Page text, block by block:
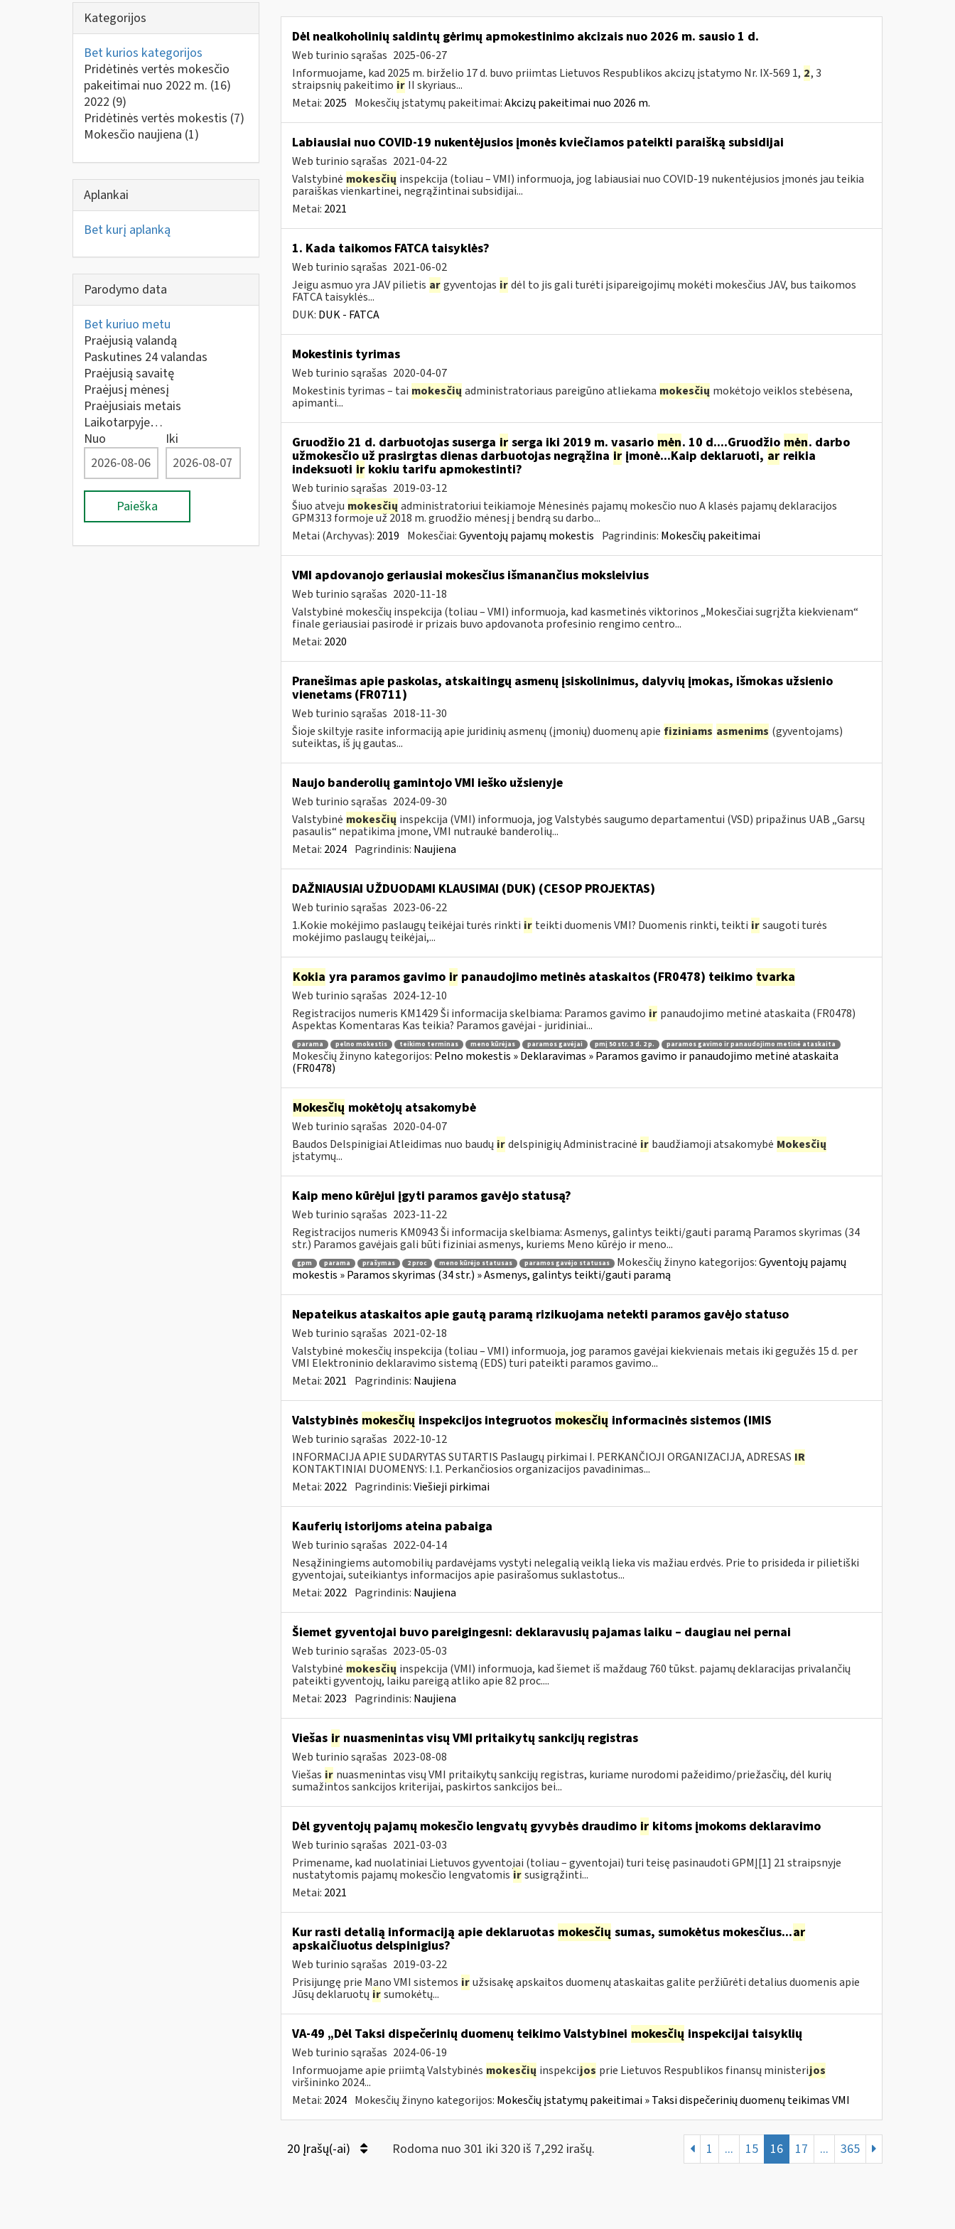
Kategorijos
Bet kurios kategorijos
Pridėtinės vertės mokesčio
pakeitimai nuo 2022 m. (16)
2022 (9)
Pridėtinės vertės mokestis (7)
Mokesčio naujiena (1)
Aplankai
Bet kurį aplanką
Parodymo data
Bet kuriuo metu
Praėjusią valandą
Paskutines 24 valandas
Praėjusią savaitę
Praėjusį mėnesį
Praėjusiais metais
Laikotarpyje…
Nuo
Iki
Paieška
Dėl nealkoholinių saldintų gėrimų apmokestinimo akcizais nuo 2026 m. sausio 1 d.
Web turinio sąrašas 2025-06-27
Informuojame, kad 2025 m. birželio 17 d. buvo priimtas Lietuvos Respublikos akcizų įstatymo Nr. IX-569 1, 2, 3
straipsnių pakeitimo ir II skyriaus...
Metai: 2025 Mokesčių įstatymų pakeitimai:Akcizų pakeitimai nuo 2026 m.
Labiausiai nuo COVID-19 nukentėjusios įmonės kviečiamos pateikti paraišką subsidijai
Web turinio sąrašas 2021-04-22
Valstybinė mokesčių inspekcija (toliau – VMI) informuoja, jog labiausiai nuo COVID-19 nukentėjusios įmonės jau teikia
paraiškas vienkartinei, negrąžintinai subsidijai...
Metai: 2021
1. Kada taikomos FATCA taisyklės?
Web turinio sąrašas 2021-06-02
Jeigu asmuo yra JAV pilietis ar gyventojas ir dėl to jis gali turėti įsipareigojimų mokėti mokesčius JAV, bus taikomos
FATCA taisyklės...
DUK: DUK - FATCA
Mokestinis tyrimas
Web turinio sąrašas 2020-04-07
Mokestinis tyrimas – tai mokesčių administratoriaus pareigūno atliekama mokesčių mokėtojo veiklos stebėsena,
apimanti...
Gruodžio 21 d. darbuotojas suserga irserga iki 2019 m. vasario mėn. 10 d....Gruodžio mėn. darbo
užmokesčio už prasirgtas dienas darbuotojas negrąžina irįmonė...Kaip deklaruoti, arreikia
indeksuoti irkokiu tarifu apmokestinti?
Web turinio sąrašas 2019-03-12
Šiuo atveju mokesčių administratoriui teikiamoje Mėnesinės pajamų mokesčio nuo A klasės pajamų deklaracijos
GPM313 formoje už 2018 m. gruodžio mėnesį į bendrą su darbo...
Metai (Archyvas): 2019 Mokesčiai:Gyventojų pajamų mokestis Pagrindinis: Mokesčių pakeitimai
VMI apdovanojo geriausiai mokesčius išmanančius moksleivius
Web turinio sąrašas 2020-11-18
Valstybinė mokesčių inspekcija (toliau – VMI) informuoja, kad kasmetinės viktorinos „Mokesčiai sugrįžta kiekvienam“
finale geriausiai pasirodė ir prizais buvo apdovanota profesinio rengimo centro...
Metai: 2020
Pranešimas apie paskolas, atskaitingų asmenų įsiskolinimus, dalyvių įmokas, išmokas užsienio
vienetams (FR0711)
Web turinio sąrašas 2018-11-30
Šioje skiltyje rasite informaciją apie juridinių asmenų (įmonių) duomenų apie fiziniams asmenims (gyventojams)
suteiktas, iš jų gautas...
Naujo banderolių gamintojo VMI ieško užsienyje
Web turinio sąrašas 2024-09-30
Valstybinė mokesčių inspekcija (VMI) informuoja, jog Valstybės saugumo departamentui (VSD) pripažinus UAB „Garsų
pasaulis“ nepatikima įmone, VMI nutraukė banderolių...
Metai: 2024 Pagrindinis: Naujiena
DAŽNIAUSIAI UŽDUODAMI KLAUSIMAI (DUK) (CESOP PROJEKTAS)
Web turinio sąrašas 2023-06-22
1.Kokie mokėjimo paslaugų teikėjai turės rinkti ir teikti duomenis VMI? Duomenis rinkti, teikti ir saugoti turės
mokėjimo paslaugų teikėjai,...
Kokia yra paramos gavimo irpanaudojimo metinės ataskaitos (FR0478) teikimo tvarka
Web turinio sąrašas 2024-12-10
Registracijos numeris KM1429 Ši informacija skelbiama: Paramos gavimo ir panaudojimo metinė ataskaita (FR0478)
Aspektas Komentaras Kas teikia? Paramos gavėjai - juridiniai...
parama pelno mokestis teikimo terminas meno kūrėjas paramos gavėjai pmį 50 str. 3 d. 2 p. paramos gavimo ir panaudojimo metinė ataskaita
Mokesčių žinyno kategorijos: Pelno mokestis » Deklaravimas » Paramos gavimo ir panaudojimo metinė ataskaita
(FR0478)
Mokesčių mokėtojų atsakomybė
Web turinio sąrašas 2020-04-07
Baudos Delspinigiai Atleidimas nuo baudų ir delspinigių Administracinė ir baudžiamoji atsakomybė Mokesčių
įstatymų...
Kaip meno kūrėjui įgyti paramos gavėjo statusą?
Web turinio sąrašas 2023-11-22
Registracijos numeris KM0943 Ši informacija skelbiama: Asmenys, galintys teikti/gauti paramą Paramos skyrimas (34
str.) Paramos gavėjais gali būti fiziniai asmenys, kuriems Meno kūrėjo ir meno...
gpm parama prašymas 2 proc meno kūrėjo statusas paramos gavėjo statusas Mokesčių žinyno kategorijos:Gyventojų pajamų
mokestis » Paramos skyrimas (34 str.) » Asmenys, galintys teikti/gauti paramą
Nepateikus ataskaitos apie gautą paramą rizikuojama netekti paramos gavėjo statuso
Web turinio sąrašas 2021-02-18
Valstybinė mokesčių inspekcija (toliau – VMI) informuoja, jog paramos gavėjai kiekvienais metais iki gegužės 15 d. per
VMI Elektroninio deklaravimo sistemą (EDS) turi pateikti paramos gavimo...
Metai: 2021 Pagrindinis: Naujiena
Valstybinės mokesčių inspekcijos integruotos mokesčių informacinės sistemos (IMIS
Web turinio sąrašas 2022-10-12
INFORMACIJA APIE SUDARYTAS SUTARTIS Paslaugų pirkimai I. PERKANČIOJI ORGANIZACIJA, ADRESAS IR
KONTAKTINIAI DUOMENYS: I.1. Perkančiosios organizacijos pavadinimas...
Metai: 2022 Pagrindinis:Viešieji pirkimai
Kauferių istorijoms ateina pabaiga
Web turinio sąrašas 2022-04-14
Nesąžiningiems automobilių pardavėjams vystyti nelegalią veiklą lieka vis mažiau erdvės. Prie to prisideda ir pilietiški
gyventojai, suteikiantys informacijos apie pasirašomus suklastotus...
Metai: 2022 Pagrindinis: Naujiena
Šiemet gyventojai buvo pareigingesni: deklaravusių pajamas laiku – daugiau nei pernai
Web turinio sąrašas 2023-05-03
Valstybinė mokesčių inspekcija (VMI) informuoja, kad šiemet iš maždaug 760 tūkst. pajamų deklaracijas privalančių
pateikti gyventojų, laiku pareigą atliko apie 82 proc....
Metai: 2023 Pagrindinis: Naujiena
Viešas irnuasmenintas visų VMI pritaikytų sankcijų registras
Web turinio sąrašas 2023-08-08
Viešas ir nuasmenintas visų VMI pritaikytų sankcijų registras, kuriame nurodomi pažeidimo/priežasčių, dėl kurių
sumažintos sankcijos kriterijai, paskirtos sankcijos bei...
Dėl gyventojų pajamų mokesčio lengvatų gyvybės draudimo irkitoms įmokoms deklaravimo
Web turinio sąrašas 2021-03-03
Primename, kad nuolatiniai Lietuvos gyventojai (toliau – gyventojai) turi teisę pasinaudoti GPMĮ[1] 21 straipsnyje
nustatytomis pajamų mokesčio lengvatomis ir susigrąžinti...
Metai: 2021
Kur rasti detalią informaciją apie deklaruotas mokesčių sumas, sumokėtus mokesčius...ar
apskaičiuotus delspinigius?
Web turinio sąrašas 2019-03-22
Prisijungę prie Mano VMI sistemos ir užsisakę apskaitos duomenų ataskaitas galite peržiūrėti detalius duomenis apie
Jūsų deklaruotų ir sumokėtų...
VA-49 „Dėl Taksi dispečerinių duomenų teikimo Valstybinei mokesčių inspekcijai taisyklių
Web turinio sąrašas 2024-06-19
Informuojame apie priimtą Valstybinės mokesčių inspekcijos prie Lietuvos Respublikos finansų ministerijos
viršininko 2024...
Metai: 2024 Mokesčių žinyno kategorijos: Mokesčių įstatymų pakeitimai » Taksi dispečerinių duomenų teikimas VMI
20 Įrašų(-ai) Rodoma nuo 301 iki 320 iš 7,292 irašų. 1 ... 15 16 17 ... 365